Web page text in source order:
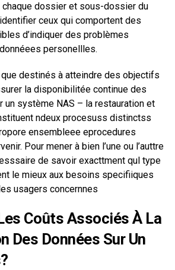
dossier et sous-dossier du
ceux qui comportent des
d’indiquer des problèmes
personellles.
destinés à atteindre des objectifs
la disponibilitée continue des
système NAS – la restauration et
ndeux procesuss distinctss
ensembleee eprocedures
Pour mener à bien l’une ou l’auttre
de savoir exacttment qul type
le mieux aux besoins specifiiques
usagers concernnes
Coûts Associés À La
Des Données Sur Un